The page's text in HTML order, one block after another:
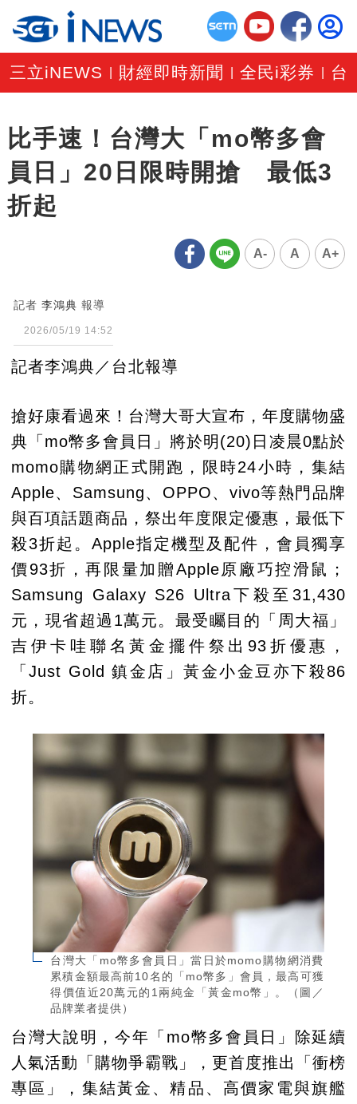
三立iNEWS 財經即時新聞 |全民i彩券 台
比手速！台灣大「mo幣多會
員日」20日限時開搶 最低3
折起
A- A A+
記者 李鴻典 報導
2026/05/19 14:52
記者李鴻典／台北報導
搶好康看過來！台灣大哥大宣布，年度購物盛
典「mo幣多會員日」將於明(20)日凌晨0點於
momo購物網正式開跑，限時24小時，集結
Apple、Samsung、OPPO、vivo等熱門品牌
與百項話題商品，祭出年度限定優惠，最低下
殺3折起。Apple指定機型及配件，會員獨享
價93折，再限量加贈Apple原廠巧控滑鼠；
Samsung Galaxy S26 Ultra下殺至31,430
元，現省超過1萬元。最受矚目的「周大福」
吉伊卡哇聯名黃金擺件祭出93折優惠，
「Just Gold 鎮金店」黃金小金豆亦下殺86
折。
台灣大「mo幣多會員日」當日於momo購物網消費
累積金額最高前10名的「mo幣多」會員，最高可獲
得價值近20萬元的1兩純金「黃金mo幣」。（圖／
品牌業者提供）
台灣大說明，今年「mo幣多會員日」除延續
人氣活動「購物爭霸戰」，更首度推出「衝榜
專區」，集結黃金、精品、高價家電與旗艦